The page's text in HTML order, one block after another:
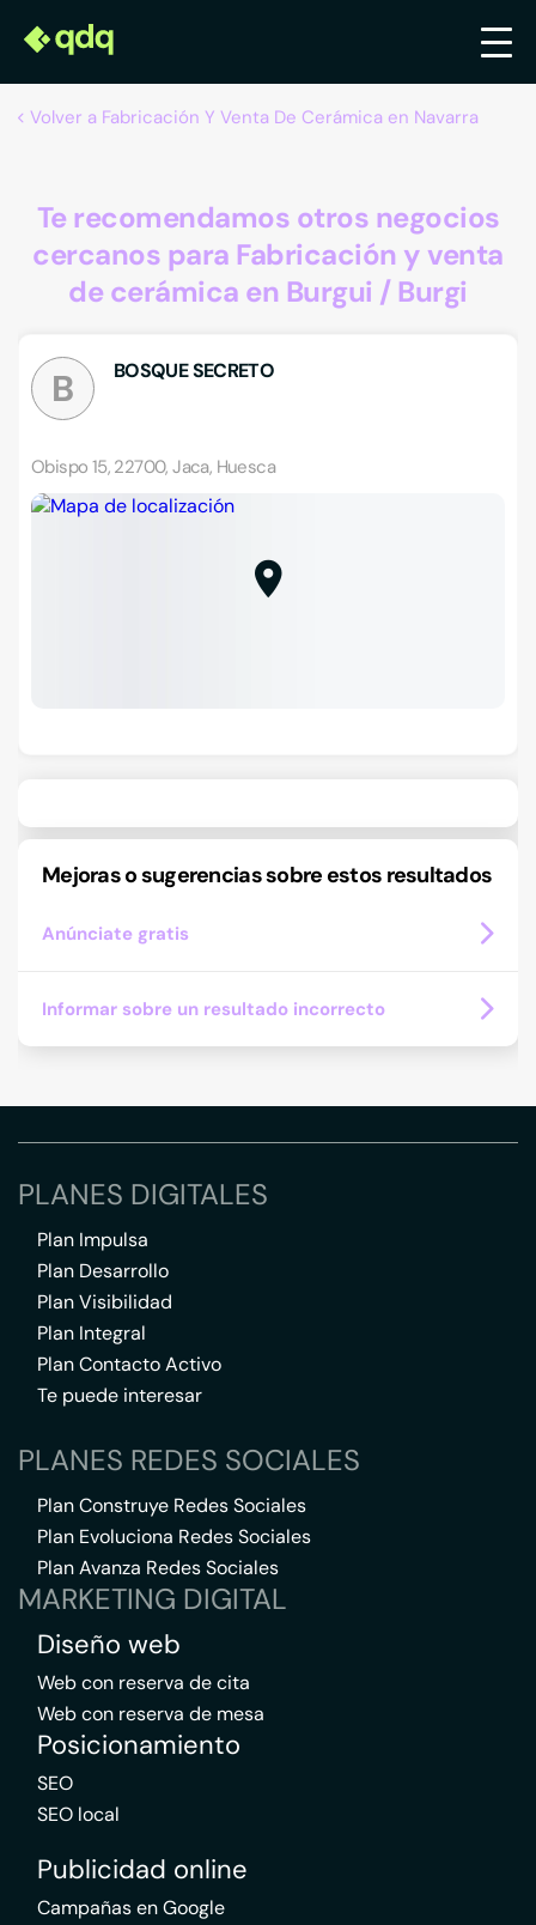
Volver a Fabricación Y Venta De Cerámica en Navarra
Te recomendamos otros negocios
cercanos para Fabricación y venta
de cerámica en Burgui / Burgi
B BOSQUE SECRETO
Obispo 15, 22700, Jaca, Huesca
Mejoras o sugerencias sobre estos resultados
Anúnciate gratis
Informar sobre un resultado incorrecto
PLANES DIGITALES
Plan Impulsa
Plan Desarrollo
Plan Visibilidad
Plan Integral
Plan Contacto Activo
Te puede interesar
PLANES REDES SOCIALES
Plan Construye Redes Sociales
Plan Evoluciona Redes Sociales
Plan Avanza Redes Sociales
MARKETING DIGITAL
Diseño web
Web con reserva de cita
Web con reserva de mesa
Posicionamiento
SEO
SEO local
Publicidad online
Campañas en Google